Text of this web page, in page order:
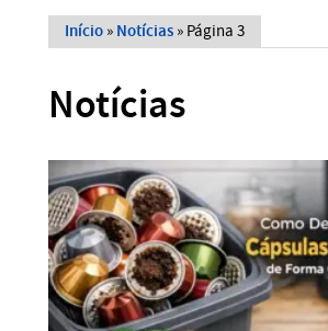
Início » Notícias » Página 3
Notícias